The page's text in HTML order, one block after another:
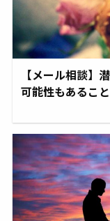
【メール相談】
可能性もあるこ